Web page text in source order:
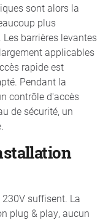
sont alors la
plus
barrières levantes
applicables
rapide est
Pendant la
contrôle d'accès
de sécurité, un
suffisent. La
plug & play, aucun